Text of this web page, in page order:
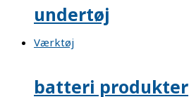
undertøj
Værktøj
batteri produkter